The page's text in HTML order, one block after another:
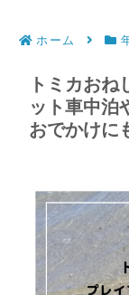
ホーム
トミカおね
ット車中泊
おでかけに